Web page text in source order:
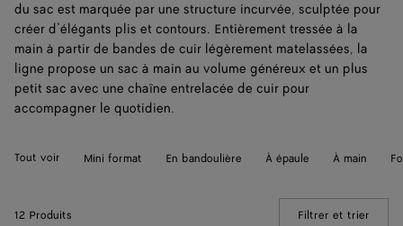
du sac est marquée par une structure incurvée, sculptée pour
créer d’élégants plis et contours. Entièrement tressée à la
main à partir de bandes de cuir légèrement matelassées, la
ligne propose un sac à main au volume généreux et un plus
petit sac avec une chaîne entrelacée de cuir pour
accompagner le quotidien.
Tout voir Mini format En bandoulière À épaule À main
12 Produits Filtrer et trier